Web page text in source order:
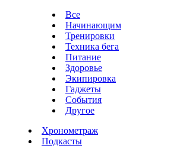
Все
Начинающим
Тренировки
Техника бега
Питание
Здоровье
Экипировка
Гаджеты
События
Другое
Хронометраж
Подкасты